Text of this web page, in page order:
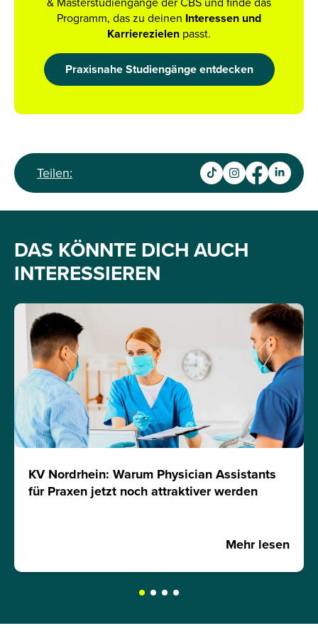
& Masterstudiengänge der CBS und finde das
Programm, das zu deinen Interessen und
Karrierezielen passt.
Praxisnahe Studiengänge entdecken
Teilen:
DAS KÖNNTE DICH AUCH
INTERESSIEREN
KV Nordrhein: Warum Physician Assistants
für Praxen jetzt noch attraktiver werden
Mehr lesen